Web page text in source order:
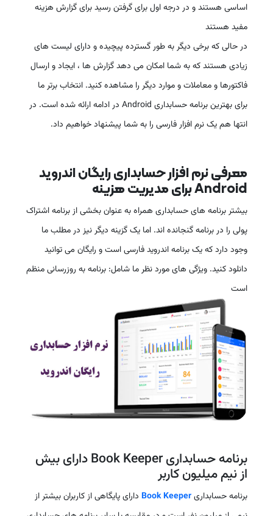
اساسی هستند و در درجه اول برای گرفتن رسید برای گزارش هزینه
مفید هستند
در حالی که برخی دیگر به طور گسترده پیچیده و دارای لیست های
زیادی هستند که به شما امکان می دهد گزارش ها ، ایجاد و ارسال
فاکتورها و معاملات و موارد دیگر را مشاهده کنید. انتخاب برتر ما
برای بهترین برنامه حسابداری Android در ادامه ارائه شده است. در
انتها هم یک نرم افزار فارسی را به شما پیشنهاد خواهیم داد.
معرفی نرم افزار حسابداری رایگان اندروید
Android برای مدیریت هزینه
بیشتر برنامه های حسابداری همراه به عنوان بخشی از برنامه اشتراک
پولی را در برنامه گنجانده اند. اما یک گزینه دیگر نیز در مطلب ما
وجود دارد که یک برنامه اندروید فارسی است و رایگان می توانید
دانلود کنید. ویژگی های مورد نظر ما شامل: برنامه به روزرسانی منظم
است
برنامه حسابداری Book Keeper دارای بیش
از نیم میلیون کاربر
برنامه حسابداریBook Keeper دارای پایگاهی از کاربران بیشتر از